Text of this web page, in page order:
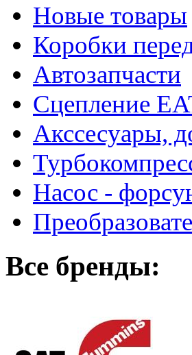
Новые товары
Коробки
Автозапчасти
Сцепление
Акссесуары,
Насос -
Все бренды: